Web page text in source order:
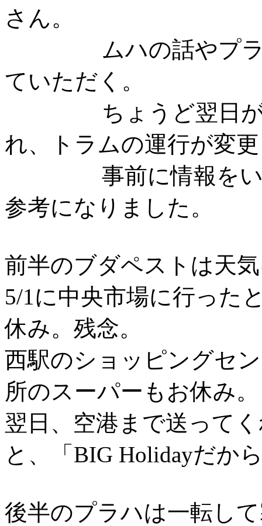
さん。
ムハの話やプラハ
ていただく。
ちょうど翌日がプ
れ、トラムの運行が変
事前に情報をいた
参考になりました。
前半のブダペストは天
5/1に中央市場に行った
休み。残念。
西駅のショッピングセ
所のスーパーもお休み。
翌日、空港まで送って
と、「BIG Holidayだか
後半のプラハは一転し